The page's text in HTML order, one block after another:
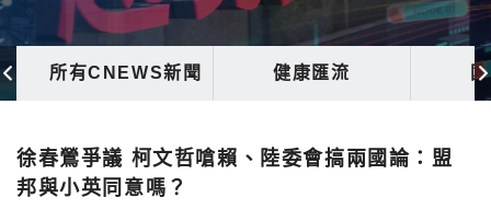
所有CNEWS新聞 健康匯流
徐春鶯爭議 柯文哲嗆賴、陸委會搞兩國論：盟
邦與小英同意嗎？